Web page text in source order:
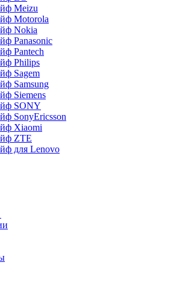
Meizu
Motorola
Nokia
Panasonic
Pantech
Philips
Sagem
Samsung
Siemens
SONY
SonyEricsson
Xiaomi
ZTE
для Lenovo